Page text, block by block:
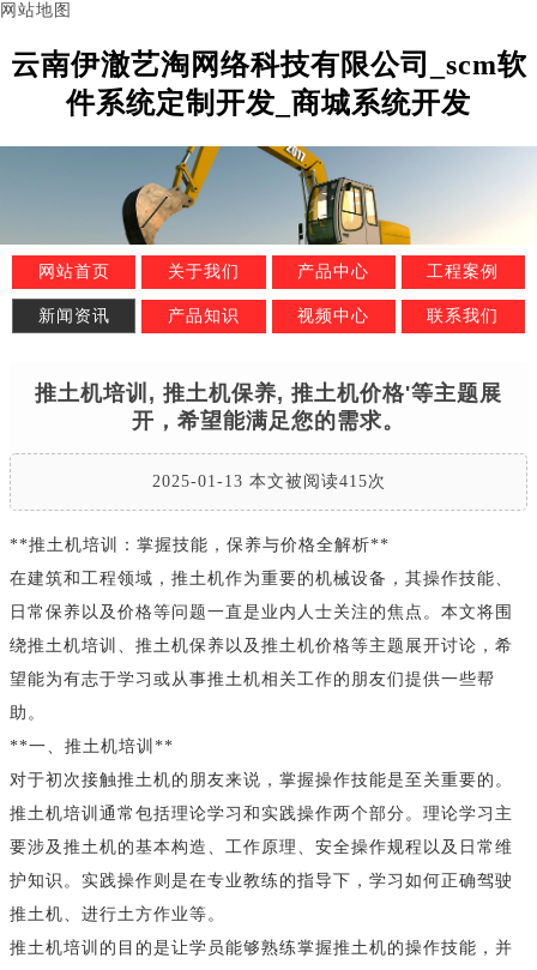
网站地图
云南伊澈艺淘网络科技有限公司_scm软
件系统定制开发_商城系统开发
网站首页 关于我们 产品中心 工程案例
新闻资讯 产品知识 视频中心 联系我们
推土机培训, 推土机保养, 推土机价格'等主题展
开，希望能满足您的需求。
2025-01-13 本文被阅读415次
**推土机培训：掌握技能，保养与价格全解析**
在建筑和工程领域，推土机作为重要的机械设备，其操作技能、
日常保养以及价格等问题一直是业内人士关注的焦点。本文将围
绕推土机培训、推土机保养以及推土机价格等主题展开讨论，希
望能为有志于学习或从事推土机相关工作的朋友们提供一些帮
助。
**一、推土机培训**
对于初次接触推土机的朋友来说，掌握操作技能是至关重要的。
推土机培训通常包括理论学习和实践操作两个部分。理论学习主
要涉及推土机的基本构造、工作原理、安全操作规程以及日常维
护知识。实践操作则是在专业教练的指导下，学习如何正确驾驶
推土机、进行土方作业等。
推土机培训的目的是让学员能够熟练掌握推土机的操作技能，并